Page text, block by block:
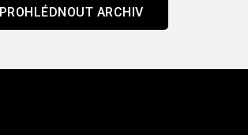
PROHLÉDNOUT ARCHIV